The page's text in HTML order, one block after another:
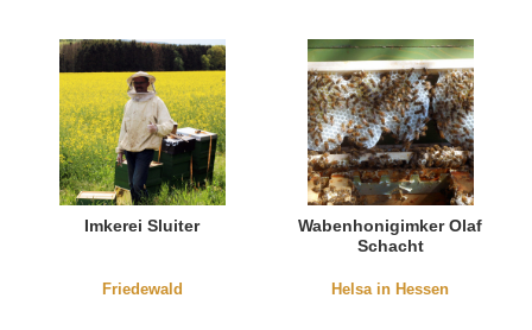
Imkerei Sluiter
Friedewald
Wabenhonigimker Olaf
Schacht
Helsa in Hessen